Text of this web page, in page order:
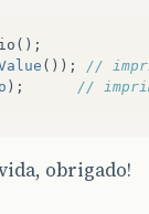
();
());
//
); //
obrigado!